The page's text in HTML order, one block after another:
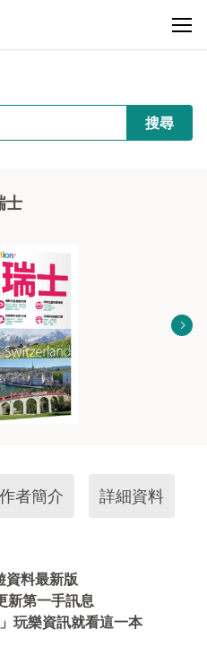
搜尋
士
作者簡介 詳細資料
資料最新版
新第一手訊息
玩樂資訊就看這一本